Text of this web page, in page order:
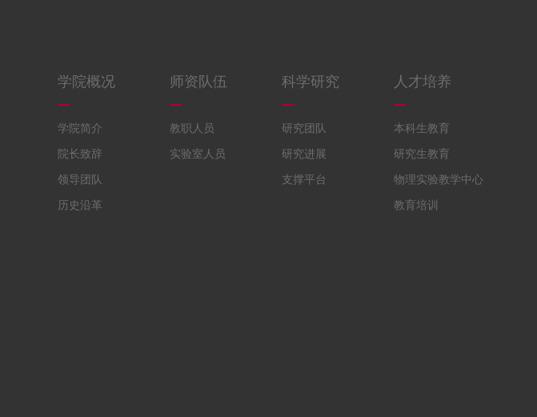
学院概况
学院简介
院长致辞
领导团队
历史沿革
师资队伍
教职人员
实验室人员
科学研究
研究团队
研究进展
支撑平台
人才培养
本科生教育
研究生教育
物理实验教学中心
教育培训